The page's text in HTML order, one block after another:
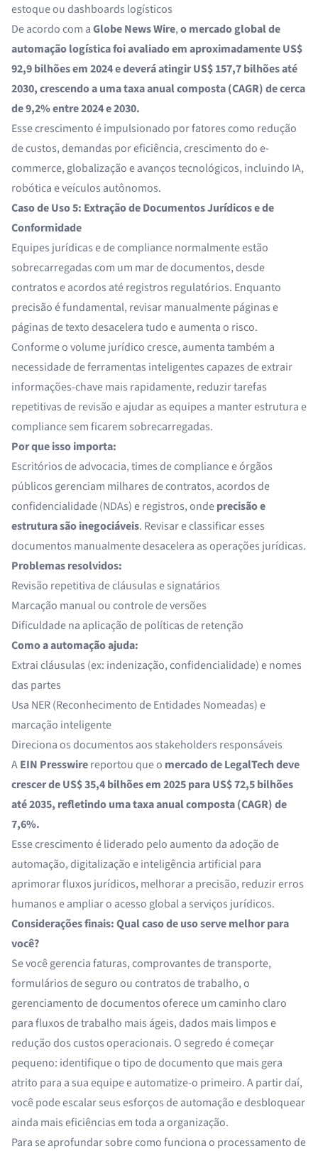
estoque ou dashboards logísticos
De acordo com aGlobe News Wire,o mercado global de
automação logística foi avaliado em aproximadamente US$
92,9 bilhões em 2024 e deverá atingir US$ 157,7 bilhões até
2030, crescendo a uma taxa anual composta (CAGR) de cerca
de 9,2% entre 2024 e 2030.
Esse crescimento é impulsionado por fatores como redução
de custos, demandas por eficiência, crescimento do e-
commerce, globalização e avanços tecnológicos, incluindo IA,
robótica e veículos autônomos.
Caso de Uso 5: Extração de Documentos Jurídicos e de
Conformidade
Equipes jurídicas e de compliance normalmente estão
sobrecarregadas com um mar de documentos, desde
contratos e acordos até registros regulatórios. Enquanto
precisão é fundamental, revisar manualmente páginas e
páginas de texto desacelera tudo e aumenta o risco.
Conforme o volume jurídico cresce, aumenta também a
necessidade de ferramentas inteligentes capazes deextrair
informações-chavemais rapidamente, reduzir tarefas
repetitivas de revisão e ajudar as equipes a manter estrutura e
compliance sem ficarem sobrecarregadas.
Por que isso importa:
Escritórios de advocacia, times de compliance e órgãos
públicos gerenciam milhares de contratos, acordos de
confidencialidade (NDAs) e registros, ondeprecisão e
estrutura são inegociáveis. Revisar e classificar esses
documentos manualmente desacelera as operações jurídicas.
Problemas resolvidos:
Revisão repetitiva de cláusulas e signatários
Marcação manual ou controle de versões
Dificuldade na aplicação de políticas de retenção
Como a automação ajuda:
Extrai cláusulas (ex: indenização, confidencialidade) e nomes
das partes
Usa NER (Reconhecimento de Entidades Nomeadas) e
marcação inteligente
Direciona os documentos aos stakeholders responsáveis
AEIN Presswirereportou que o mercado de LegalTech deve
crescer de US$ 35,4 bilhões em 2025 para US$ 72,5 bilhões
até 2035, refletindo uma taxa anual composta (CAGR) de
7,6%.
Esse crescimento é liderado pelo aumento da adoção de
automação, digitalização e inteligência artificial para
aprimorar fluxos jurídicos, melhorar a precisão, reduzir erros
humanos e ampliar o acesso global a serviços jurídicos.
Considerações finais: Qual caso de uso serve melhor para
você?
Se você gerencia faturas, comprovantes de transporte,
formulários de seguro ou contratos de trabalho, o
gerenciamento de documentos oferece um caminho claro
para fluxos de trabalho mais ágeis, dados mais limpos e
redução dos custos operacionais. O segredo é começar
pequeno: identifique o tipo de documento que mais gera
atrito para a sua equipe e automatize-o primeiro. A partir daí,
você pode escalar seus esforços de automação e desbloquear
ainda mais eficiências em toda a organização.
Para se aprofundar sobre como funciona o processamento de